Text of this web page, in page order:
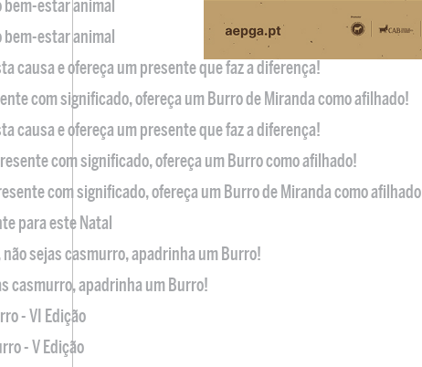
bem-estar animal
bem-estar animal
causa e ofereça um presente que faz a diferença!
com significado, ofereça um Burro de Miranda como afilhado!
causa e ofereça um presente que faz a diferença!
com significado, ofereça um Burro como afilhado!
com significado, ofereça um Burro de Miranda como afilhado
para este Natal
não sejas casmurro, apadrinha um Burro!
casmurro, apadrinha um Burro!
- VI Edição
- V Edição